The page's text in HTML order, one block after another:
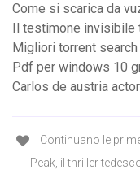
Come si scarica da
Il testimone
Migliori torrent search
Pdf per windows 10
Carlos de austria actor
Continuano le
Peak, il thriller